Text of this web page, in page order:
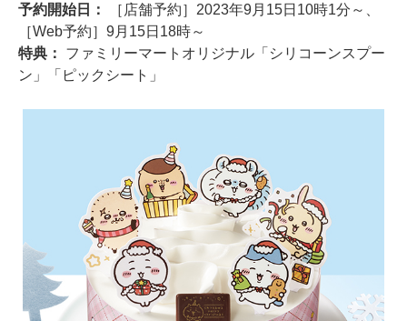
予約開始日：
［店舗予約］2023年9月15日10時1分～、
［Web予約］9月15日18時～
特典： ファミリーマートオリジナル「シリコーンスプー
ン」「ピックシート」